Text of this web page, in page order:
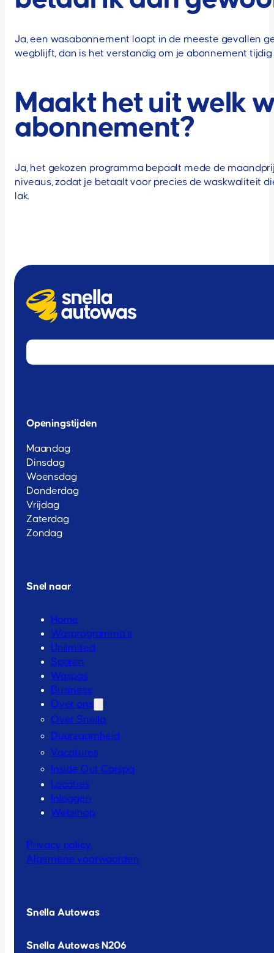
Ja, een wasabonnement loopt in de meeste gevallen
wegblijft, dan is het verstandig om je abonnement
Maakt het uit welk
abonnement?
Ja, het gekozen programma bepaalt mede de
niveaus, zodat je betaalt voor precies de waskwaliteit
lak.
Openingstijden
Maandag
Dinsdag
Woensdag
Donderdag
Vrijdag
Zaterdag
Zondag
Snel naar
Home
Wasprogramma’s
Unlimited
Sparen
Waspas
Business
Over ons
Over Snella
Duurzaamheid
Vacatures
Inside Out Carspa
Locaties
Inloggen
Webshop
Privacy policy
Algemene voorwaarden
Snella Autowas
Snella Autowas N206